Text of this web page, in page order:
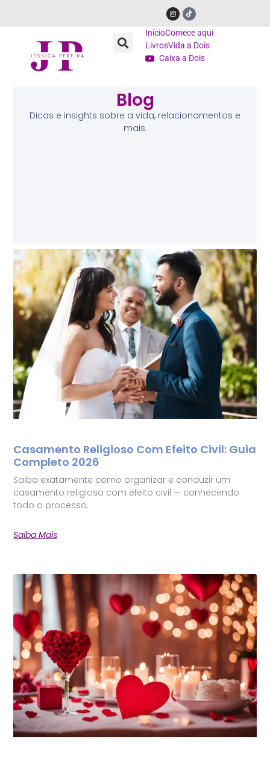
InícioComece aqui
LivrosVida a Dois
Caixa a Dois
Blog
Dicas e insights sobre a vida, relacionamentos e
mais.
Casamento Religioso Com Efeito Civil: Guia
Completo 2026
Saiba exatamente como organizar e conduzir um
casamento religioso com efeito civil — conhecendo
todo o processo.
Saiba Mais